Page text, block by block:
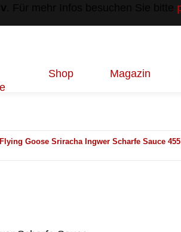
Shop Magazin
Flying Goose Sriracha Ingwer Scharfe Sauce 455